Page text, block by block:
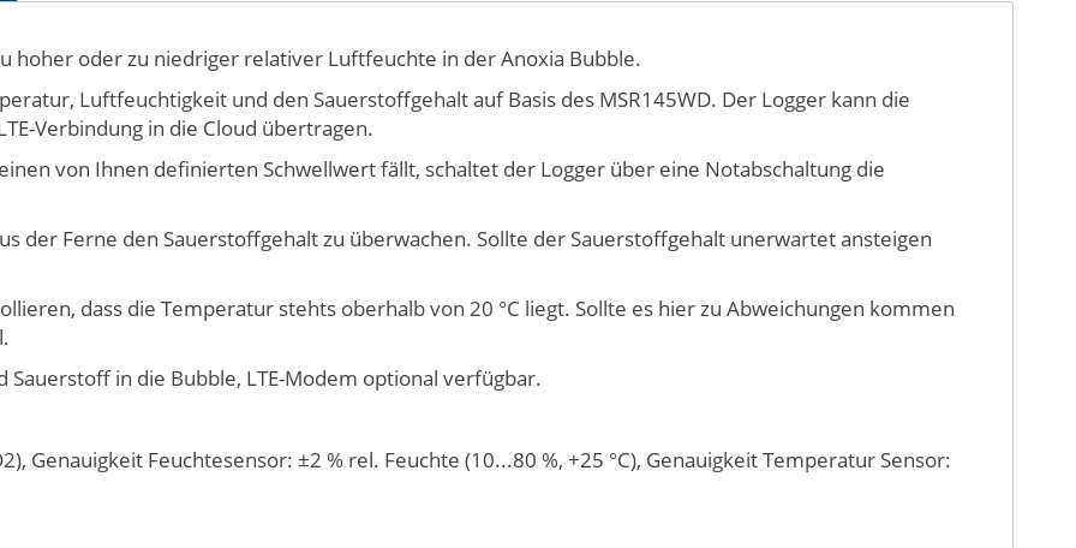
hoher oder zu niedriger relativer Luftfeuchte in der Anoxia Bubble.
Luftfeuchtigkeit und den Sauerstoffgehalt auf Basis des MSR145WD. Der Logger kann die
Verbindung in die Cloud übertragen.
von Ihnen definierten Schwellwert fällt, schaltet der Logger über eine Notabschaltung die
der Ferne den Sauerstoffgehalt zu überwachen. Sollte der Sauerstoffgehalt unerwartet ansteigen
dass die Temperatur stehts oberhalb von 20 °C liegt. Sollte es hier zu Abweichungen kommen
in die Bubble, LTE-Modem optional verfügbar.
Genauigkeit Feuchtesensor: ±2 % rel. Feuchte (10...80 %, +25 °C), Genauigkeit Temperatur Sensor: